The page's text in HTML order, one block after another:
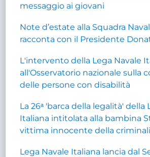
messaggio ai giovani
Note d’estate alla Squadra
racconta con il Presidente
L'intervento della Lega Navale
all'Osservatorio nazionale sulla
delle persone con disabilità
La 26ᵃ 'barca della legalità' della
Italiana intitolata alla bambina
vittima innocente della
Lega Navale Italiana lancia dal